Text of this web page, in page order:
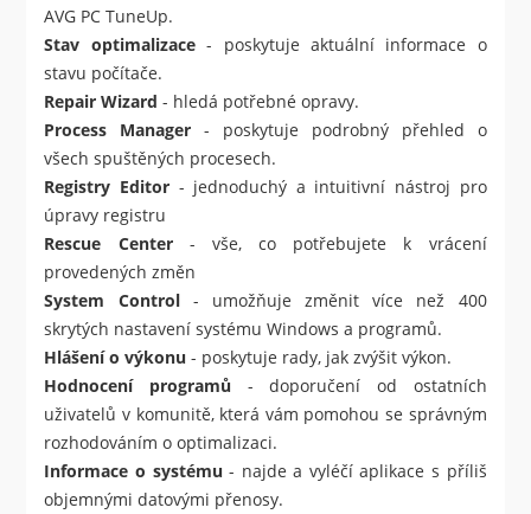
AVG PC TuneUp.
Stav optimalizace- poskytuje aktuální informace o
stavu počítače.
Repair Wizard - hledá potřebné opravy.
Process Manager - poskytuje podrobný přehled o
všech spuštěných procesech.
Registry Editor - jednoduchý a intuitivní nástroj pro
úpravy registru
Rescue Center- vše, co potřebujete k vrácení
provedených změn
System Control- umožňuje změnit více než 400
skrytých nastavení systému Windows a programů.
Hlášení o výkonu - poskytuje rady, jak zvýšit výkon.
Hodnocení programů - doporučení od ostatních
uživatelů v komunitě, která vám pomohou se správným
rozhodováním o optimalizaci.
Informace o systému - najde a vyléčí aplikace s příliš
objemnými datovými přenosy.